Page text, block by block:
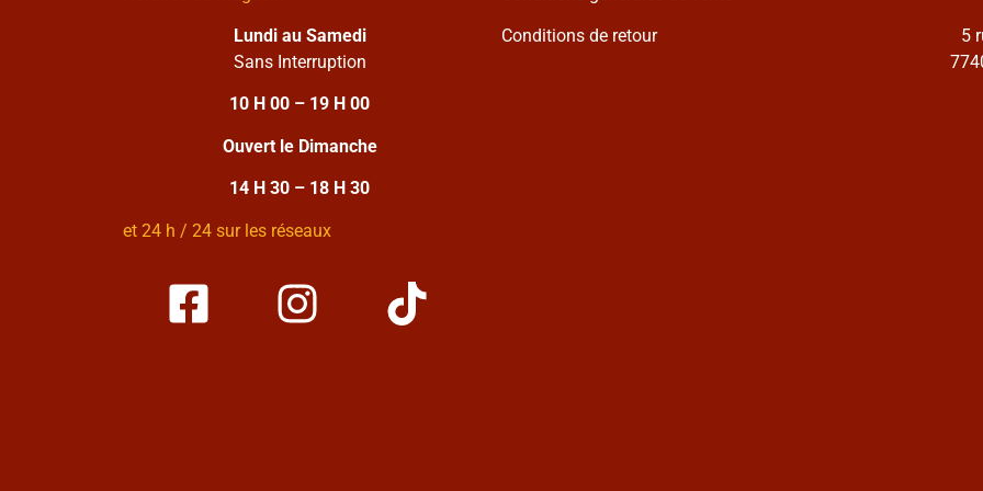
Lundi au Samedi
Sans Interruption
10 H 00 – 19 H 00
Ouvert le Dimanche
14 H 30 – 18 H 30
et 24 h / 24 sur les réseaux
Conditions de retour
5